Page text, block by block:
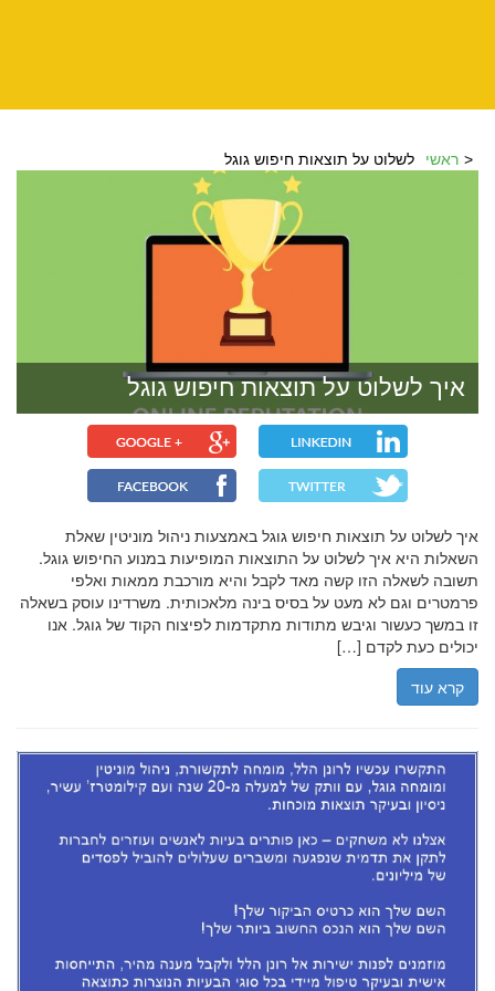
ראשי לשלוט על תוצאות חיפוש גוגל
איך לשלוט על תוצאות חיפוש גוגל
איך לשלוט על תוצאות חיפוש גוגל באמצעות ניהול מוניטין שאלת
השאלות היא איך לשלוט על התוצאות המופיעות במנוע החיפוש גוגל.
תשובה לשאלה הזו קשה מאד לקבל והיא מורכבת ממאות ואלפי
פרמטרים וגם לא מעט על בסיס בינה מלאכותית. משרדינו עוסק בשאלה
זו במשך כעשור וגיבש מתודות מתקדמות לפיצוח הקוד של גוגל. אנו
יכולים כעת לקדם […]
קרא עוד